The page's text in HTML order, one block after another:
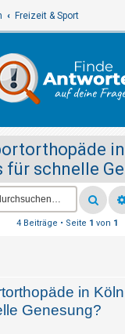
Freizeit & Sport
für schnelle
4 Beiträge • Seite 1 von 1
in
Genesung?